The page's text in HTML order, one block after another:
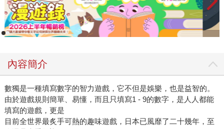
內容簡介
數獨是一種填寫數字的智力遊戲，它不但是娛樂，也是益智的。
由於遊戲規則簡單、易懂，而且只填寫1 - 9的數字，是人人都能
填寫的遊戲，更是
目前全世界最炙手可熱的趣味遊戲，日本已風靡了二十幾年，至